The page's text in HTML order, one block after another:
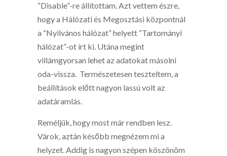
“Disable”-re állítottam. Azt vettem észre,
hogy a Hálózati és Megosztási központnál
a “Nyilvános hálózat” helyett “Tartományi
hálózat”-ot írt ki. Utána megint
villámgyorsan lehet az adatokat másolni
oda-vissza. Természetesen teszteltem, a
beállítások előtt nagyon lassú volt az
adatáramlás.
Reméljük, hogy most már rendben lesz.
Várok, aztán később megnézem mi a
helyzet. Addig is nagyon szépen köszönöm